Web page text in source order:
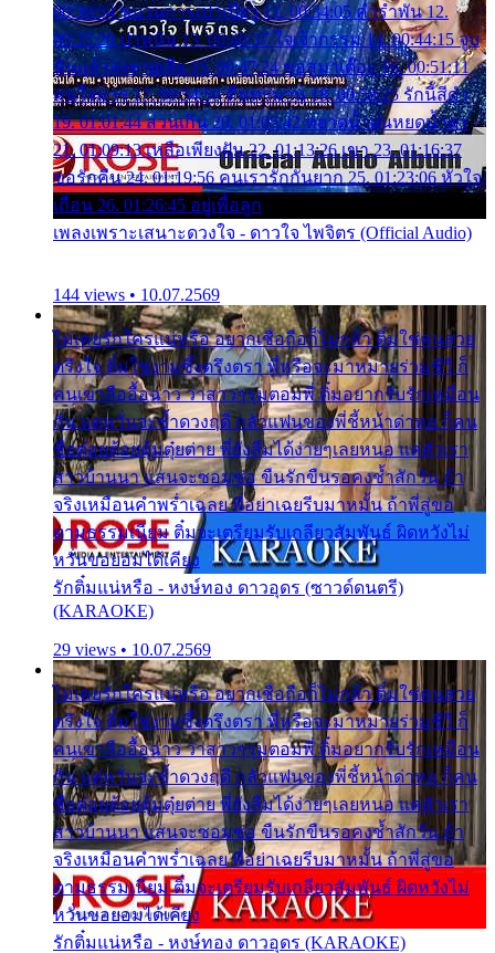
00:30:54 ขบวนการเปาเปียว 11. 00:34:05 คำรำพัน 12.
00:37:20 ปาหนัน 13. 00:40:37 ใจเจ้ากรรม 14. 00:44:15 จูบ
ฉันแล้วจงตายเสีย 15. 00:47:24 ขอสูมาเต๊อะ 16. 00:51:11
คนใจมาร 17. 00:54:50 คืนทรมาน 18. 00:58:25 รักนี้สีดำ
19. 01:01:44 ส่วนเกิน 20. 01:05:42 หยาดน้ำฝนหยดน้ำตา
21. 01:09:13 เหลือเพียงฝัน 22. 01:13:26 เขา 23. 01:16:37
ขอรักคืน 24. 01:19:56 คนเรารักกันยาก 25. 01:23:06 หัวใจ
เถื่อน 26. 01:26:45 อยู่เพื่อลูก
เพลงเพราะเสนาะดวงใจ - ดาวใจ ไพจิตร (Official Audio)
144 views • 10.07.2569
ไม่เคยรักใครแน่หรือ อยากเชื่อถือก็ไม่กล้า ติ๋มใช่คนสวย
ตรึงใจ ติ๋มใช่งามซึ้งตรึงตรา พี่หรือจะมาหมายร่วมชีวี ก็
คนเขาลืออื้อฉาว ว่าสาวๆรุมตอมพี่ ติ๋มอยากรับรักเหมือน
กัน แต่หวั่นจะช้ำดวงฤดี กลัวแฟนของพี่ชี้หน้าด่าทอ ก็คน
ชื่อต๋อยต้อยตุ้มตุ๋ยต่าย พี่ยังลืมได้ง่ายๆเลยหนอ แค่ตัวเรา
สาวบ้านนา แสนจะซอมซ่อ ขืนรักขืนรอคงช้ำสักวัน ถ้า
จริงเหมือนคำพร่ำเฉลย พี่อย่าเฉยรีบมาหมั้น ถ้าพี่สู่ขอ
ตามธรรมเนียม ติ๋มจะเตรียมรับเกลียวสัมพันธ์ ผิดหวังไม่
หวั่นขอยอมได้เคียง
รักติ๋มแน่หรือ - หงษ์ทอง ดาวอุดร (ซาวด์ดนตรี)
(KARAOKE)
29 views • 10.07.2569
ไม่เคยรักใครแน่หรือ อยากเชื่อถือก็ไม่กล้า ติ๋มใช่คนสวย
ตรึงใจ ติ๋มใช่งามซึ้งตรึงตรา พี่หรือจะมาหมายร่วมชีวี ก็
คนเขาลืออื้อฉาว ว่าสาวๆรุมตอมพี่ ติ๋มอยากรับรักเหมือน
กัน แต่หวั่นจะช้ำดวงฤดี กลัวแฟนของพี่ชี้หน้าด่าทอ ก็คน
ชื่อต๋อยต้อยตุ้มตุ๋ยต่าย พี่ยังลืมได้ง่ายๆเลยหนอ แค่ตัวเรา
สาวบ้านนา แสนจะซอมซ่อ ขืนรักขืนรอคงช้ำสักวัน ถ้า
จริงเหมือนคำพร่ำเฉลย พี่อย่าเฉยรีบมาหมั้น ถ้าพี่สู่ขอ
ตามธรรมเนียม ติ๋มจะเตรียมรับเกลียวสัมพันธ์ ผิดหวังไม่
หวั่นขอยอมได้เคียง
รักติ๋มแน่หรือ - หงษ์ทอง ดาวอุดร (KARAOKE)